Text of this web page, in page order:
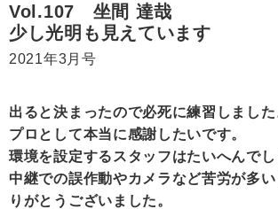
Vol.107 坐間 達哉
少し光明も見えています
2021年3月号
出ると決まったので必死に練習しました
プロとして本当に感謝したいです。
環境を設定するスタッフはたいへんでし
中継での誤作動やカメラなど苦労が多
りがとうございました。